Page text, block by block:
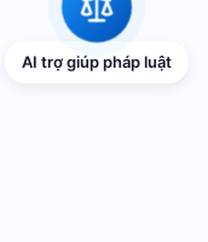
AI trợ giúp pháp luật